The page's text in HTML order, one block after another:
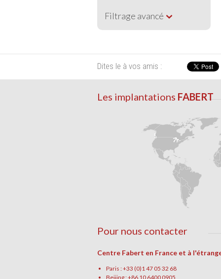
Filtrage avancé
Dites le à vos amis :
Les implantations FABERT
Pour nous contacter
Centre Fabert en France et à
Paris : +33 (0)1 47 05 32 68
Beijing : +86 10 6400 0905